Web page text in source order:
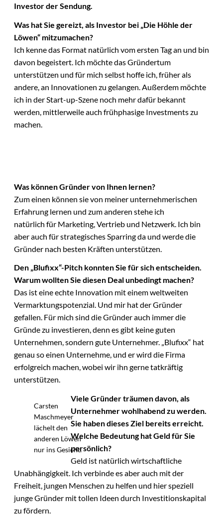
Investor der Sendung.
Was hat Sie gereizt, als Investor bei „Die Höhle der
Löwen“ mitzumachen?
Ich kenne das Format natürlich vom ersten Tag an und bin
davon begeistert. Ich möchte das Gründertum
unterstützen und für mich selbst hoffe ich, früher als
andere, an Innovationen zu gelangen. Außerdem möchte
ich in der Start-up-Szene noch mehr dafür bekannt
werden, mittlerweile auch frühphasige Investments zu
machen.
Was können Gründer von Ihnen lernen?
Zum einen können sie von meiner unternehmerischen
Erfahrung lernen und zum anderen stehe ich
natürlich für Marketing, Vertrieb und Netzwerk. Ich bin
aber auch für strategisches Sparring da und werde die
Gründer nach besten Kräften unterstützen.
Den „Blufixx“-Pitch konnten Sie für sich entscheiden.
Warum wollten Sie diesen Deal unbedingt machen?
Das ist eine echte Innovation mit einem weltweiten
Vermarktungspotenzial. Und mir hat der Gründer
gefallen. Für mich sind die Gründer auch immer die
Gründe zu investieren, denn es gibt keine guten
Unternehmen, sondern gute Unternehmer. „Blufixx“ hat
genau so einen Unternehme, und er wird die Firma
erfolgreich machen, wobei wir ihn gerne tatkräftig
unterstützen.
Carsten
Maschmeyer
lächelt den
anderen Löwen
nur ins Gesicht.
Viele Gründer träumen davon, als
Unternehmer wohlhabend zu werden.
Sie haben dieses Ziel bereits erreicht.
Welche Bedeutung hat Geld für Sie
persönlich?
Geld ist natürlich wirtschaftliche
Unabhängigkeit. Ich verbinde es aber auch mit der
Freiheit, jungen Menschen zu helfen und hier speziell
junge Gründer mit tollen Ideen durch Investitionskapital
zu fördern.